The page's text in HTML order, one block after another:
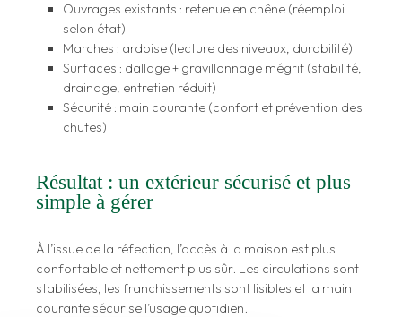
Ouvrages existants : retenue en chêne (réemploi
selon état)
Marches : ardoise (lecture des niveaux, durabilité)
Surfaces : dallage + gravillonnage mégrit (stabilité,
drainage, entretien réduit)
Sécurité : main courante (confort et prévention des
chutes)
Résultat : un extérieur sécurisé et plus
simple à gérer
À l’issue de la réfection, l’accès à la maison est plus
confortable et nettement plus sûr. Les circulations sont
stabilisées, les franchissements sont lisibles et la main
courante sécurise l’usage quotidien.